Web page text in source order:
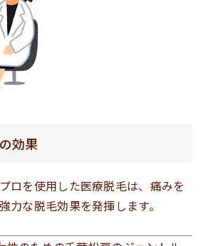
効果
ロを使用した医療脱毛は、痛みを
力な脱毛効果を発揮します。